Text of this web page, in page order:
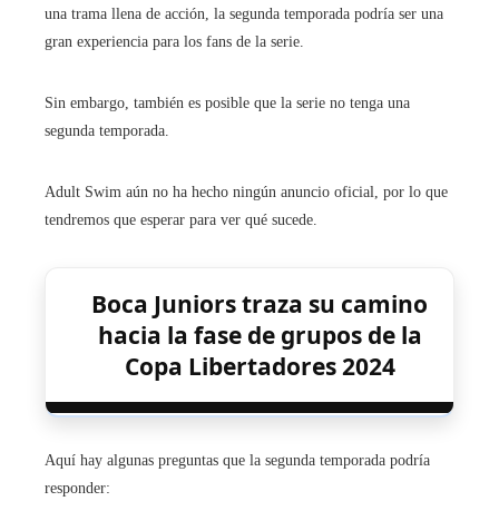
una trama llena de acción, la segunda temporada podría ser una
gran experiencia para los fans de la serie.
Sin embargo, también es posible que la serie no tenga una
segunda temporada.
Adult Swim aún no ha hecho ningún anuncio oficial, por lo que
tendremos que esperar para ver qué sucede.
Boca Juniors traza su camino
hacia la fase de grupos de la
Copa Libertadores 2024
Aquí hay algunas preguntas que la segunda temporada podría
responder: